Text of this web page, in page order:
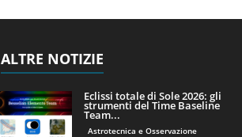
ALTRE NOTIZIE
Eclissi totale di Sole 2026: gli
strumenti del Time Baseline
Team...
Astrotecnica e Osservazione